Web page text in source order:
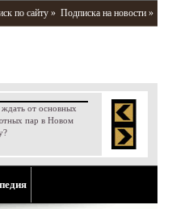
по сайту » Подписка на новости »
от основных
пар в Новом